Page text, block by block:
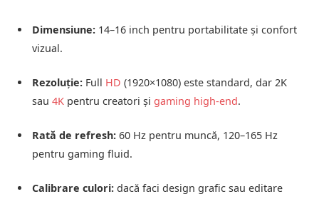
Dimensiune: 14–16 inch pentru portabilitate și confort
vizual.
Rezoluție: Full HD (1920×1080) este standard, dar 2K
sau 4K pentru creatori și gaming high-end.
Rată de refresh: 60 Hz pentru muncă, 120–165 Hz
pentru gaming fluid.
Calibrare culori: dacă faci design grafic sau editare